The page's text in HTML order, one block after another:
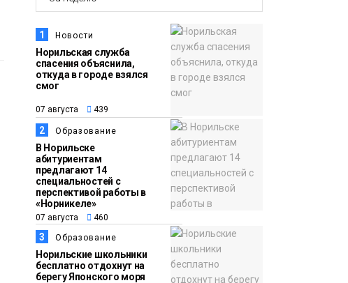
14:30
07 августа
Новости
Ленинский проспект
частично закроют в
связи с Днём
рождения «Башни»
13:59
07 августа
Новости
«Домик Хоббитов» и
«Самолёт в облаках»
появятся в Кайеркане
13:08
07 августа
Новости
Предстоящие
выходные в
Норильске будут
зябкими, пасмурными
и дождливыми
1 Новости
Норильская служба
спасения объяснила,
откуда в городе взялся
смог
07 августа 439
2 Образование
В Норильске
абитуриентам
предлагают 14
специальностей с
перспективой работы в
«Норникеле»
07 августа 460
3 Образование
Норильские школьники
бесплатно отдохнут на
берегу Японского моря